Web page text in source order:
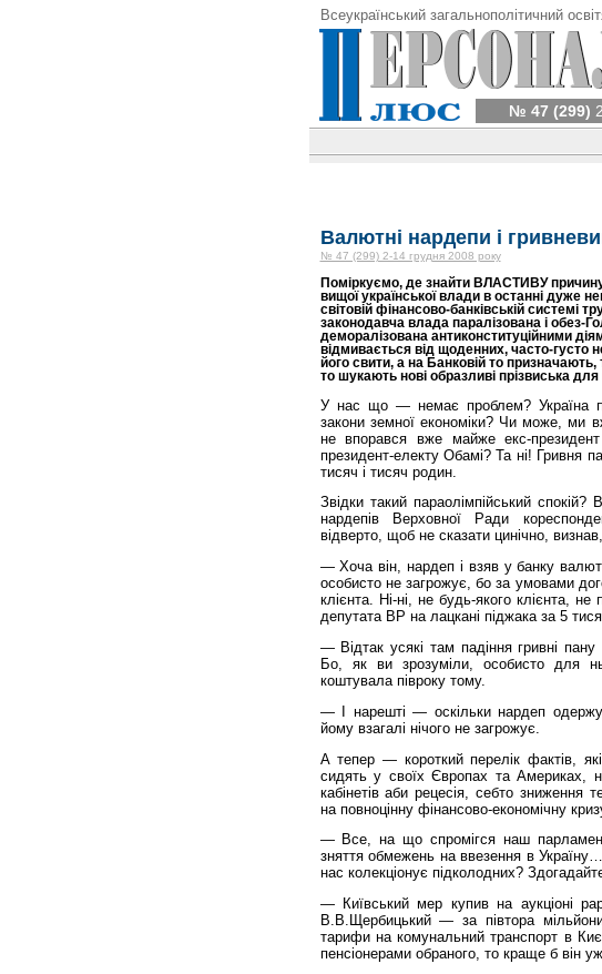
Всеукраїнський загальнополітичний
№ 47 (299)
Валютні нардепи і
№ 47 (299) 2-14 грудня 2008 року
Поміркуємо, де знайти ВЛАСТИВУ
вищої української влади в останні дуже
світовій фінансово-банківській системі
законодавча влада паралізована і обез-
деморалізована антиконституційними
відмивається від щоденних, часто-густо
його свити, а на Банковій то
то шукають нові образливі прізвиська для
У нас що — немає проблем? Україна
закони земної економіки? Чи може, ми
не впорався вже майже екс-
президент-електу Обамі? Та ні! Гривня
тисяч і тисяч родин.
Звідки такий параолімпійський
нардепів Верховної Ради
відверто, щоб не сказати цинічно,
— Хоча він, нардеп і взяв у банку
особисто не загрожує, бо за умовами
клієнта. Ні-ні, не будь-якого клієнта,
депутата ВР на лацкані піджака за 5
— Відтак усякі там падіння гривні
Бо, як ви зрозуміли, особисто для
коштувала півроку тому.
— І нарешті — оскільки нардеп
йому взагалі нічого не загрожує.
А тепер — короткий перелік фактів,
сидять у своїх Європах та Америках,
кабінетів аби рецесія, себто зниження
на повноцінну фінансово-економічну
— Все, на що спромігся наш
зняття обмежень на ввезення в
нас колекціонує підколодних?
— Київський мер купив на аукціоні
В.В.Щербицький — за півтора
тарифи на комунальний транспорт в
пенсіонерами обраного, то краще б він